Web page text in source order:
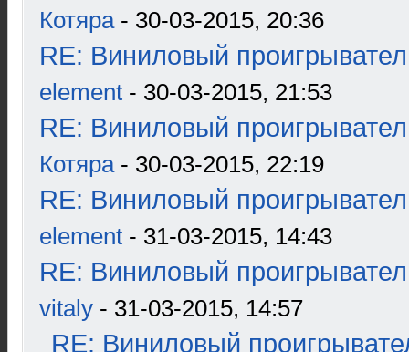
Котяра- 30-03-2015, 20:36
RE: Виниловый
element - 30-03-2015, 21:53
RE: Виниловый
Котяра- 30-03-2015, 22:19
RE: Виниловый
element - 31-03-2015, 14:43
RE: Виниловый
vitaly - 31-03-2015, 14:57
RE: Виниловый